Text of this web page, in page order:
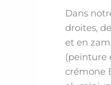
Dans
droites,
et en
(peinture
crémone